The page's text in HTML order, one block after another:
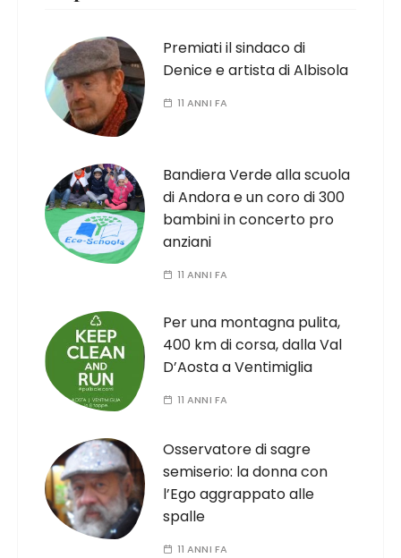
Premiati il sindaco di
Denice e artista di Albisola
11 ANNI FA
Bandiera Verde alla scuola
di Andora e un coro di 300
bambini in concerto pro
anziani
11 ANNI FA
Per una montagna pulita,
400 km di corsa, dalla Val
D’Aosta a Ventimiglia
11 ANNI FA
Osservatore di sagre
semiserio: la donna con
l’Ego aggrappato alle
spalle
11 ANNI FA